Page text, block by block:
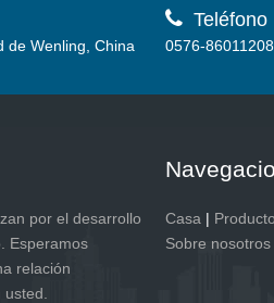
de Wenling, China
 Teléfono
0576-
por el desarrollo
Esperamos
relación
Casa | Producto
Sobre nosotros